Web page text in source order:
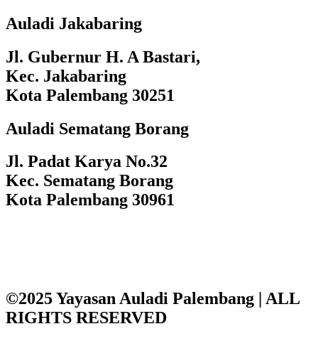
Auladi Jakabaring
Jl. Gubernur H. A Bastari,
Kec. Jakabaring
Kota Palembang 30251
Auladi Sematang Borang
Jl. Padat Karya No.32
Kec. Sematang Borang
Kota Palembang 30961
©2025 Yayasan Auladi Palembang | ALL
RIGHTS RESERVED